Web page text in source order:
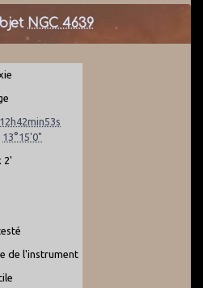
NGC 4639
12h42min53s
13°15'0"
2'
de l'instrument